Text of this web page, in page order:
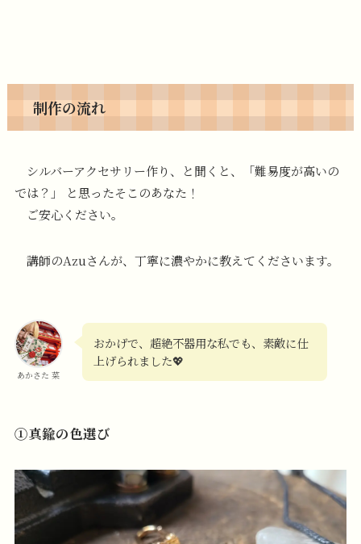
制作の流れ
シルバーアクセサリー作り、と聞くと、「難易度が高いの
では？」 と思ったそこのあなた！
ご安心ください。
講師のAzuさんが、丁寧に濃やかに教えてくださいます。
あかさた 菜
おかげで、超絶不器用な私でも、素敵に仕
上げられました💖
①真鍮の色選び